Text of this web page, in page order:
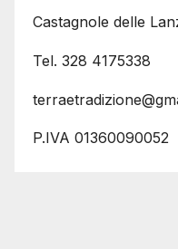
Castagnole delle
Tel. 328 4175338
P.IVA 01360090052